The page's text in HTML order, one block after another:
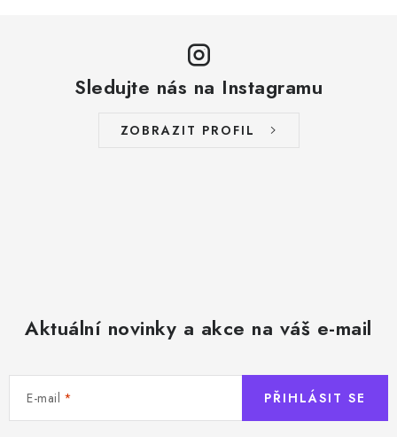
Sledujte nás na Instagramu
ZOBRAZIT PROFIL
Aktuální novinky a akce na váš e-mail
E-mail PŘIHLÁSIT SE